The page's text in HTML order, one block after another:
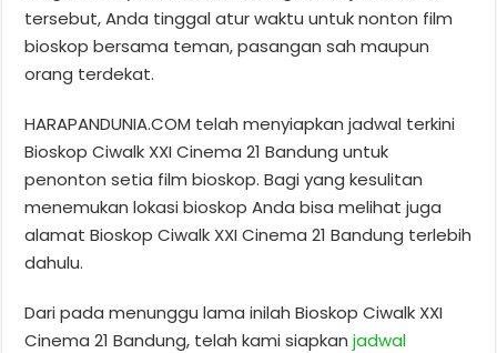
tersebut, Anda tinggal atur waktu untuk nonton film
bioskop bersama teman, pasangan sah maupun
orang terdekat.
HARAPANDUNIA.COM telah menyiapkan jadwal terkini
Bioskop Ciwalk XXI Cinema 21 Bandung untuk
penonton setia film bioskop. Bagi yang kesulitan
menemukan lokasi bioskop Anda bisa melihat juga
alamat Bioskop Ciwalk XXI Cinema 21 Bandung terlebih
dahulu.
Dari pada menunggu lama inilah Bioskop Ciwalk XXI
Cinema 21 Bandung, telah kami siapkanjadwal